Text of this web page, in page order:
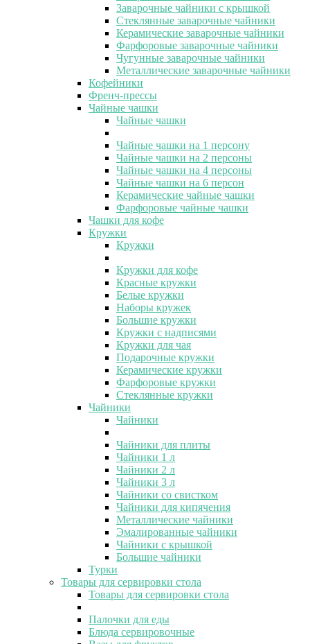
Заварочные чайники с крышкой
Стеклянные заварочные чайники
Керамические заварочные чайники
Фарфоровые заварочные чайники
Чугунные заварочные чайники
Металлические заварочные чайники
Кофейники
Френч-прессы
Чайные чашки
Чайные чашки
Чайные чашки на 1 персону
Чайные чашки на 2 персоны
Чайные чашки на 4 персоны
Чайные чашки на 6 персон
Керамические чайные чашки
Фарфоровые чайные чашки
Чашки для кофе
Кружки
Кружки
Кружки для кофе
Красные кружки
Белые кружки
Наборы кружек
Большие кружки
Кружки с надписями
Кружки для чая
Подарочные кружки
Керамические кружки
Фарфоровые кружки
Стеклянные кружки
Чайники
Чайники
Чайники для плиты
Чайники 1 л
Чайники 2 л
Чайники 3 л
Чайники со свистком
Чайники для кипячения
Металлические чайники
Эмалированные чайники
Чайники с крышкой
Большие чайники
Турки
Товары для сервировки стола
Товары для сервировки стола
Палочки для еды
Блюда сервировочные